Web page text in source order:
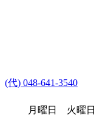
(代) 048-641-3540
月曜日 火曜日